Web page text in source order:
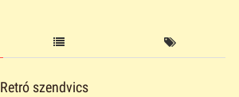
Retró szendvics